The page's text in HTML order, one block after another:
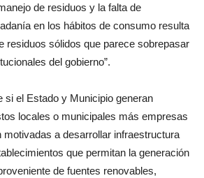
de residuos y la falta de
en los hábitos de consumo resulta
residuos sólidos que parece sobrepasar
del gobierno”.
si el Estado y Municipio generan
locales o municipales más empresas
a desarrollar infraestructura
que permitan la generación
de fuentes renovables,